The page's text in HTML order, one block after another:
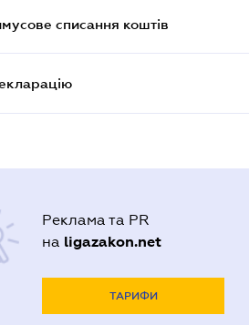
списання коштів
Реклама та PR
на ligazakon.net
ТАРИФИ